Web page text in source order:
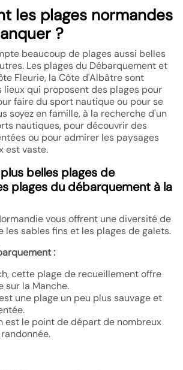
les plages normandes
?
beaucoup de plages aussi belles
Les plages du Débarquement et
Fleurie, la Côte d'Albâtre sont
qui proposent des plages pour
faire du sport nautique ou pour se
soyez en famille, à la recherche d'un
nautiques, pour découvrir des
ou pour admirer les paysages
est vaste.
belles plages de
plages du débarquement à la
vous offrent une diversité de
les sables fins et les plages de galets.
:
cette plage de recueillement offre
sur la Manche.
une plage un peu plus sauvage et
est le point de départ de nombreux